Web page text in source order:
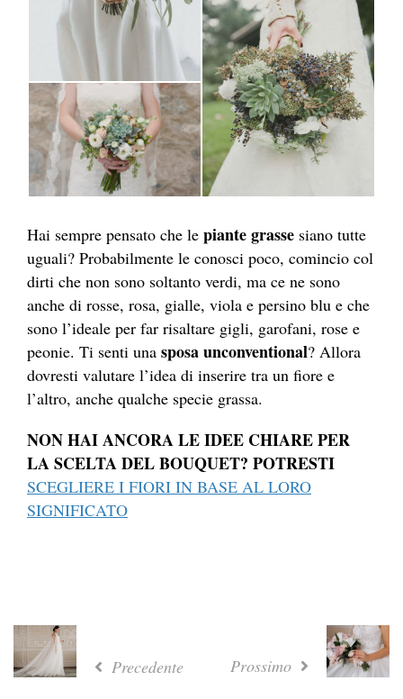
Hai sempre pensato che le piante grasse siano tutte
uguali? Probabilmente le conosci poco, comincio col
dirti che non sono soltanto verdi, ma ce ne sono
anche di rosse, rosa, gialle, viola e persino blu e che
sono l’ideale per far risaltare gigli, garofani, rose e
peonie. Ti senti una sposa unconventional? Allora
dovresti valutare l’idea di inserire tra un fiore e
l’altro, anche qualche specie grassa.
NON HAI ANCORA LE IDEE CHIARE PER
LA SCELTA DEL BOUQUET? POTRESTI
SCEGLIERE I FIORI IN BASE AL LORO
SIGNIFICATO
Precedente Prossimo